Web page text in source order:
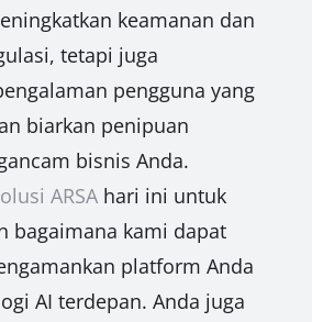
keamanan dan
tetapi juga
pengguna yang
biarkan penipuan
bisnis Anda.
ARSAhari ini untuk
bagaimana kami dapat
platform Anda
AI terdepan. Anda juga